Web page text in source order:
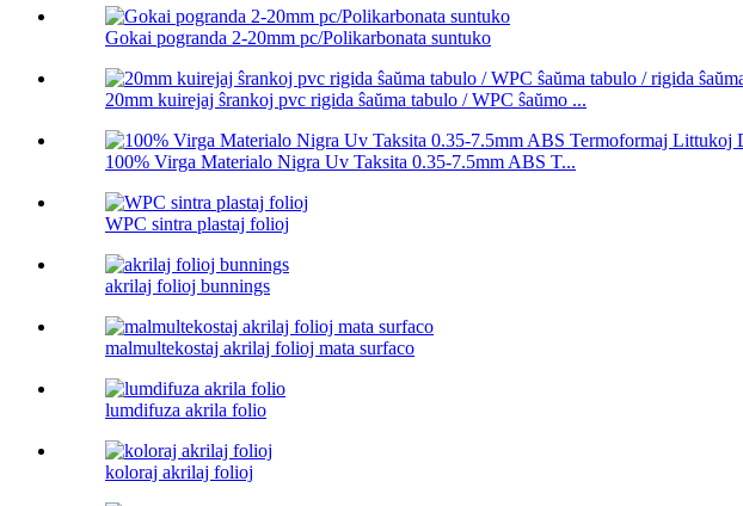
Gokai pogranda 2-20mm pc/Polikarbonata suntuko
20mm kuirejaj ŝrankoj pvc rigida ŝaŭma tabulo / WPC ŝaŭmo ...
100% Virga Materialo Nigra Uv Taksita 0.35-7.5mm ABS T...
WPC sintra plastaj folioj
akrilaj folioj bunnings
malmultekostaj akrilaj folioj mata surfaco
lumdifuza akrila folio
koloraj akrilaj folioj